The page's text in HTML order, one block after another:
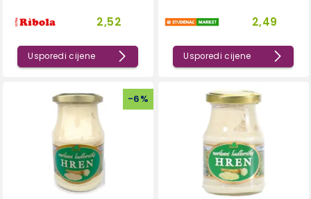
2,52
Usporedi cijene
2,49
Usporedi cijene
-6%